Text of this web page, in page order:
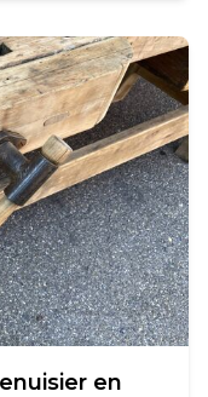
en